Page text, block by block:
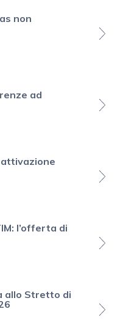
non
ad
l’offerta di
allo Stretto di